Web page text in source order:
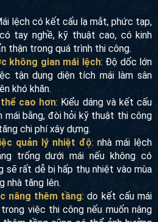
lệch có kết cấu lạ mắt, phức tạp,
tay nghề, kỹ thuật cao, có kinh
thận trong quá trình thi công.
không gian mái lệch: Độ dốc lớn
tận dụng diện tích mái làm sân
khó khăn.
cao hơn: Kiểu dáng và kết cấu
mái bằng, đòi hỏi kỹ thuật thi công
chi phí xây dựng.
quản lý nhiệt độ: nhà mái lệch
trống dưới mái nếu không có
sẽ rất dễ bị hấp thụ nhiệt vào mùa
nhà tăng lên.
nâng thêm tầng: do kết cấu mái
việc thi công nếu muốn nâng